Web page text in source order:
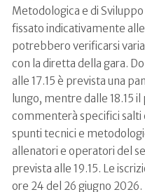
Metodologica e di Sviluppo
fissato indicativamente
potrebbero verificarsi
con la diretta della gara.
alle 17.15 è prevista una
lungo, mentre dalle 18.15
commenterà specifici
spunti tecnici e
allenatori e operatori del
prevista alle 19.15. Le
ore 24 del 26 giugno 2026.